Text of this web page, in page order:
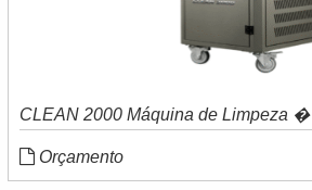
CLEAN 2000 Máquina de Limpeza �
Orçamento